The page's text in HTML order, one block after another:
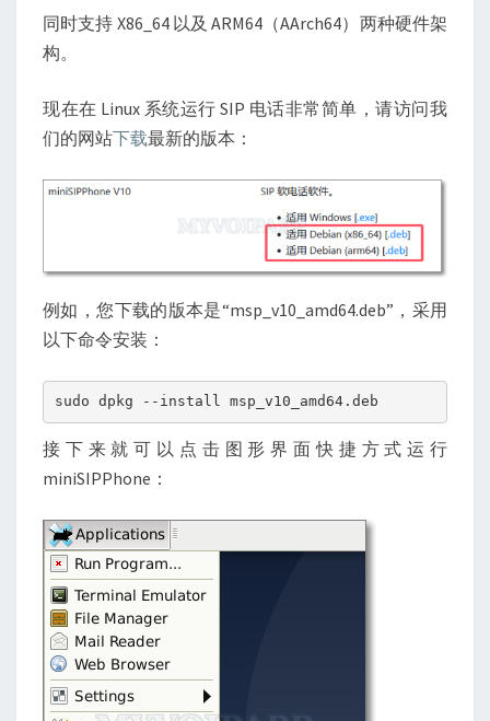
同时支持 X86_64 以及 ARM64（AArch64）两种硬件架
构。
现在在 Linux 系统运行 SIP 电话非常简单，请访问我
们的网站下载最新的版本：
例如，您下载的版本是“msp_v10_amd64.deb”，采用
以下命令安装：
sudo dpkg --install msp_v10_amd64.deb
接下来就可以点击图形界面快捷方式运行
miniSIPPhone：